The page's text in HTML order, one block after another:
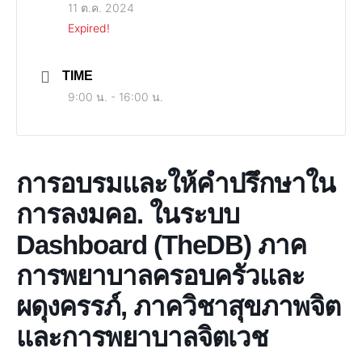
11 ต.ค. 2024
Expired!
TIME
9:00 น. - 16:00 น.
การอบรมและให้คำปรึกษาใน
การลงมคอ. ในระบบ
Dashboard (TheDB) ภาค
การพยาบาลครอบครัวและ
ผดุงครรภ์, ภาควิชาสุขภาพจิต
และการพยาบาลจิตเวช